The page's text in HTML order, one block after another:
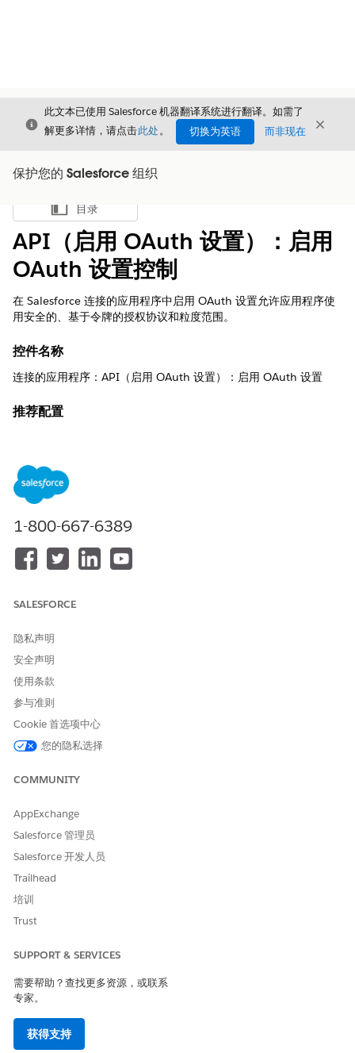
关闭
此文本已使用 Salesforce 机器翻译系统进行翻译。如需了
解更多详情，请点击此处。 切换为英语 而非现在 关闭
保护您的 Salesforce 组织
显示目录
目录
API（启用 OAuth 设置）：启用
OAuth 设置控制
在 Salesforce 连接的应用程序中启用 OAuth 设置允许应用程序使
用安全的、基于令牌的授权协议和粒度范围。
控件名称
连接的应用程序：API（启用 OAuth 设置）：启用 OAuth 设置
推荐配置
控制概览
在 Salesforce 连接的应用程序中启用 OAuth 设置允许应用程序使
的原有凭据共享方法。
安全风险（如果未配置）
例如原有会话 ID 或硬编码凭据。这种缺乏标准化授权的情况阻碍了
多重身份验证。
攻击者可以通过中间人攻击获取静态凭据。
估计的 CVSS 得分范围
如果不启用 OAuth 设置，您将失去管理可见性和撤销控制（例如，
OAuth 会话）。
当敏感数据必须由面向公众的应用程序访问时，由于缺乏 OAuth 保
访问。
低风险
如果应用程序严格用于非 API 功能，例如基于 SAML 的单点登录，
其中身份验证通过单独、安全的身份提供商握手处理。
业务和集成注意事项
1-800-667-6389
SALESFORCE
隐私声明
安全声明
使用条款
参与准则
Cookie 首选项中心
您的隐私选择
COMMUNITY
AppExchange
Salesforce 管理员
Salesforce 开发人员
Trailhead
培训
Trust
SUPPORT & SERVICES
需要帮助？查找更多资源，或联系
专家。
获得支持